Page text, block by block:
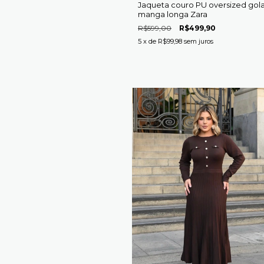
Jaqueta couro PU oversized
manga longa Zara
R$599,00 R$499,90
5 x de R$99,98 sem juros